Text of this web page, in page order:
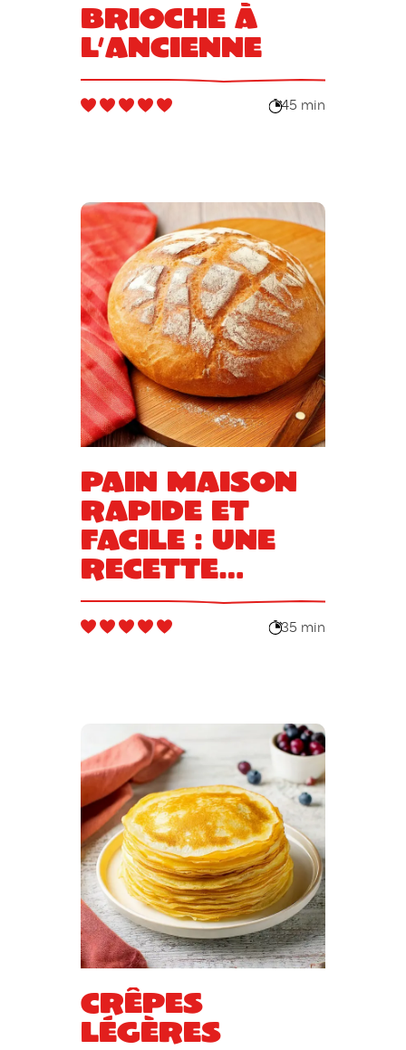
Brioche à
l’ancienne
45 min
Pain maison
rapide et
facile : une
recette
express
pour le
35 min
Crêpes
légères